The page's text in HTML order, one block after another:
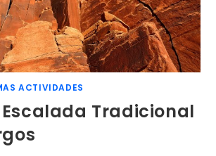
ACTIVIDADES
Tradicional